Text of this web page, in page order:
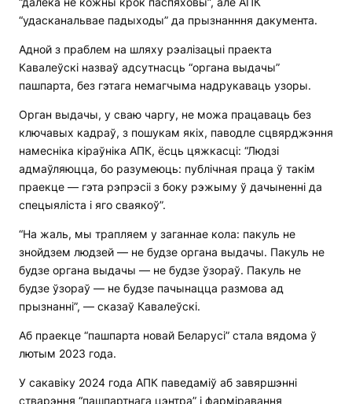
“удасканальвае падыходы” да прызнанння дакумента.
Адной з праблем на шляху рэалізацыі праекта
Кавалеўскі назваў адсутнасць “органа выдачы”
пашпарта, без гэтага немагчыма надрукаваць узоры.
Орган выдачы, у сваю чаргу, не можа працаваць без
ключавых кадраў, з пошукам якіх, паводле сцвярджэння
намесніка кіраўніка АПК, ёсць цяжкасці: “Людзі
адмаўляюцца, бо разумеюць: публічная праца ў такім
праекце — гэта рэпрэсіі з боку рэжыму ў дачыненні да
спецыяліста і яго сваякоў”.
“На жаль, мы трапляем у заганнае кола: пакуль не
знойдзем людзей — не будзе органа выдачы. Пакуль не
будзе органа выдачы — не будзе ўзораў. Пакуль не
будзе ўзораў — не будзе пачынацца размова ад
прызнанні”, — сказаў Кавалеўскі.
Аб праекце “пашпарта новай Беларусі” стала вядома ў
лютым 2023 года.
У сакавіку 2024 года АПК паведаміў аб завяршэнні
стварэння “пашпартнага цэнтра” і фарміравання